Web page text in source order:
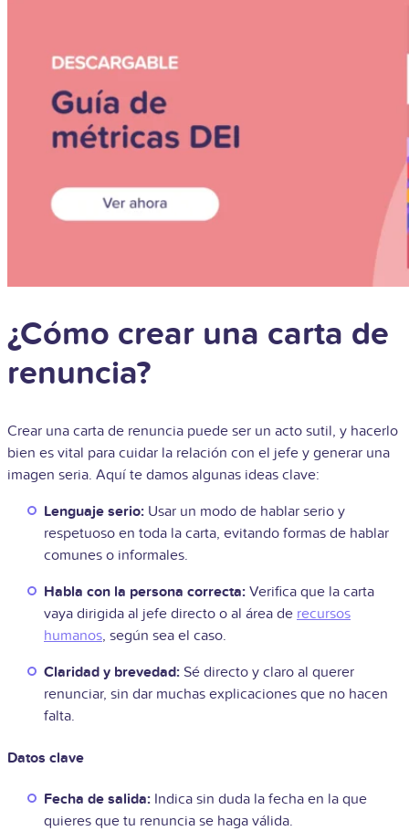
¿Cómo crear una carta de
renuncia?
Crear una carta de renuncia puede ser un acto sutil, y hacerlo
bien es vital para cuidar la relación con el jefe y generar una
imagen seria. Aquí te damos algunas ideas clave:
Lenguaje serio: Usar un modo de hablar serio y
respetuoso en toda la carta, evitando formas de hablar
comunes o informales.
Habla con la persona correcta: Verifica que la carta
vaya dirigida al jefe directo o al área de recursos
humanos, según sea el caso.
Claridad y brevedad: Sé directo y claro al querer
renunciar, sin dar muchas explicaciones que no hacen
falta.
Datos clave
Fecha de salida: Indica sin duda la fecha en la que
quieres que tu renuncia se haga válida.